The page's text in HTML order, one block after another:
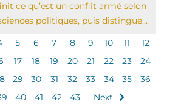
ce qu’est un conflit armé selon
politiques, puis distingue...
5 6 7 8 9 10 11
12
17 18 19 20 21 22 23
24
29 30 31 32 33 34 35
36
40 41 42 43 Next